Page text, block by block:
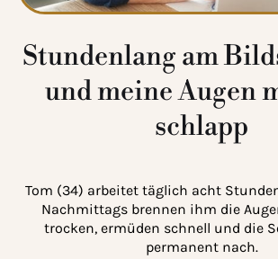
Stundenlang am
und meine Augen
schlapp
Tom (34) arbeitet täglich acht
Nachmittags brennen ihm die
trocken, ermüden schnell und die
permanent nach.